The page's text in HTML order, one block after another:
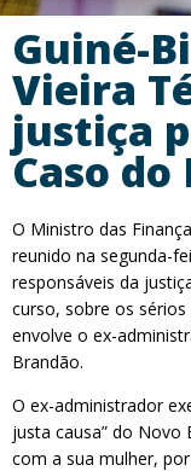
Guiné-
Vieira
justiça
Caso
O Ministro das
reunido na segunda-
responsáveis da
curso, sobre os
envolve o ex-
Brandão.
O ex-administrador
justa causa” do
com a sua mulher,